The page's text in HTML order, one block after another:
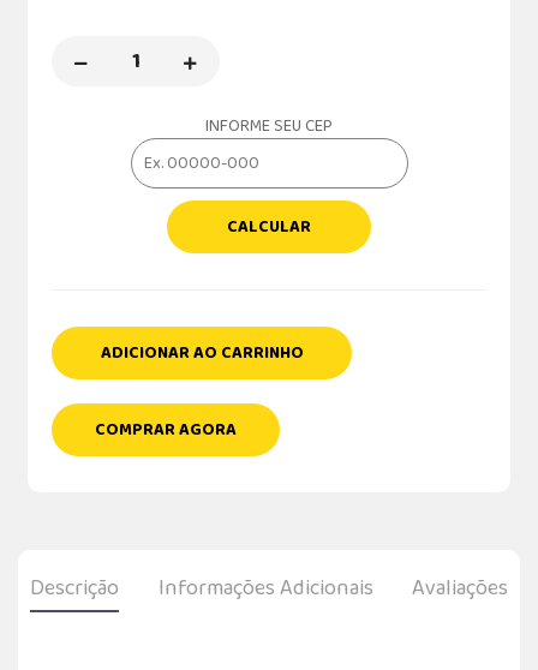
INFORME SEU CEP
CALCULAR
ADICIONAR AO CARRINHO
COMPRAR AGORA
Descrição Informações Adicionais Avaliações